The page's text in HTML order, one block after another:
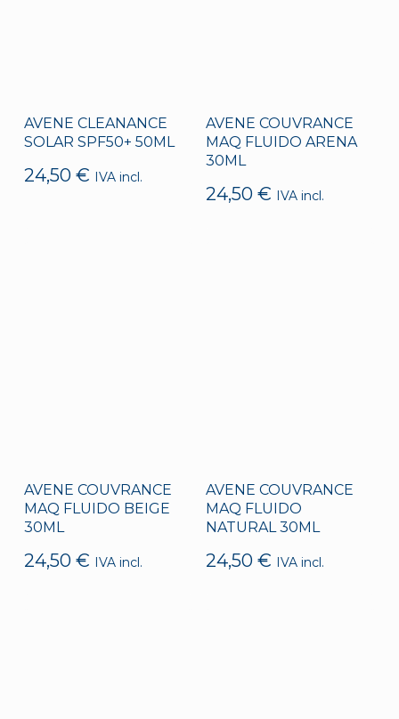
AVENE CLEANANCE
SOLAR SPF50+ 50ML
24,50 € IVA incl.
AVENE COUVRANCE
MAQ FLUIDO ARENA
30ML
24,50€ IVA incl.
AVENE COUVRANCE
MAQ FLUIDO BEIGE
30ML
24,50 € IVA incl.
AVENE COUVRANCE
MAQ FLUIDO
NATURAL 30ML
24,50€ IVA incl.